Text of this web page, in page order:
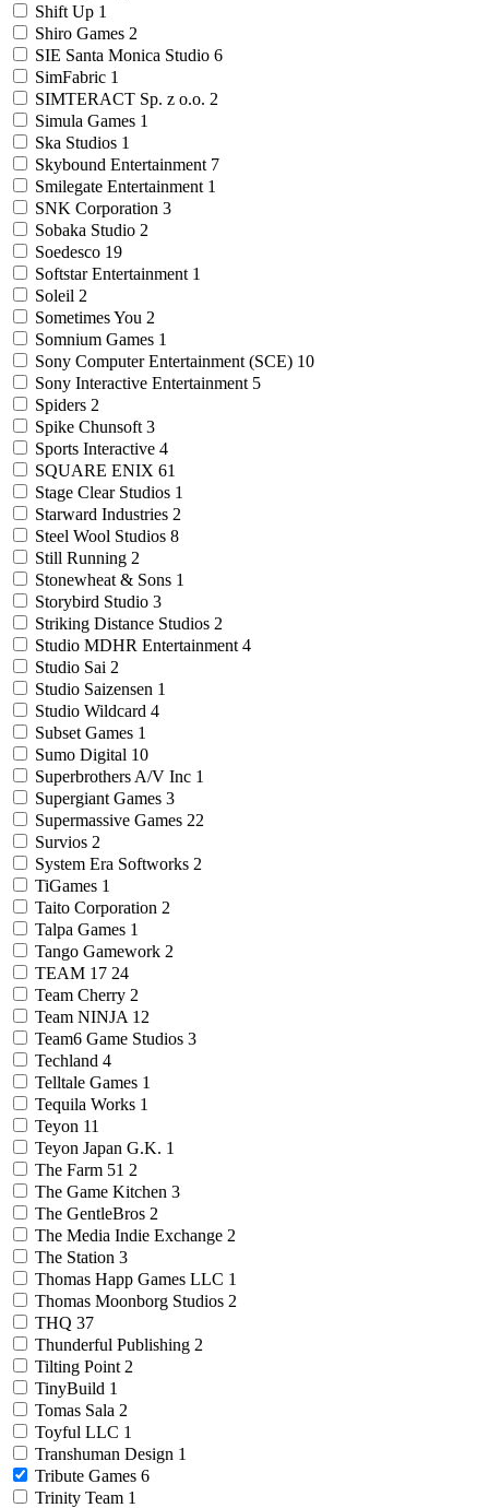
Shift Up 1
Shiro Games 2
SIE Santa Monica Studio 6
SimFabric 1
SIMTERACT Sp. z o.o. 2
Simula Games 1
Ska Studios 1
Skybound Entertainment 7
Smilegate Entertainment 1
SNK Corporation 3
Sobaka Studio 2
Soedesco 19
Softstar Entertainment 1
Soleil 2
Sometimes You 2
Somnium Games 1
Sony Computer Entertainment (SCE) 10
Sony Interactive Entertainment 5
Spiders 2
Spike Chunsoft 3
Sports Interactive 4
SQUARE ENIX 61
Stage Clear Studios 1
Starward Industries 2
Steel Wool Studios 8
Still Running 2
Stonewheat & Sons 1
Storybird Studio 3
Striking Distance Studios 2
Studio MDHR Entertainment 4
Studio Sai 2
Studio Saizensen 1
Studio Wildcard 4
Subset Games 1
Sumo Digital 10
Superbrothers A/V Inc 1
Supergiant Games 3
Supermassive Games 22
Survios 2
System Era Softworks 2
TiGames 1
Taito Corporation 2
Talpa Games 1
Tango Gamework 2
TEAM 17 24
Team Cherry 2
Team NINJA 12
Team6 Game Studios 3
Techland 4
Telltale Games 1
Tequila Works 1
Teyon 11
Teyon Japan G.K. 1
The Farm 51 2
The Game Kitchen 3
The GentleBros 2
The Media Indie Exchange 2
The Station 3
Thomas Happ Games LLC 1
Thomas Moonborg Studios 2
THQ 37
Thunderful Publishing 2
Tilting Point 2
TinyBuild 1
Tomas Sala 2
Toyful LLC 1
Transhuman Design 1
Tribute Games 6
Trinity Team 1